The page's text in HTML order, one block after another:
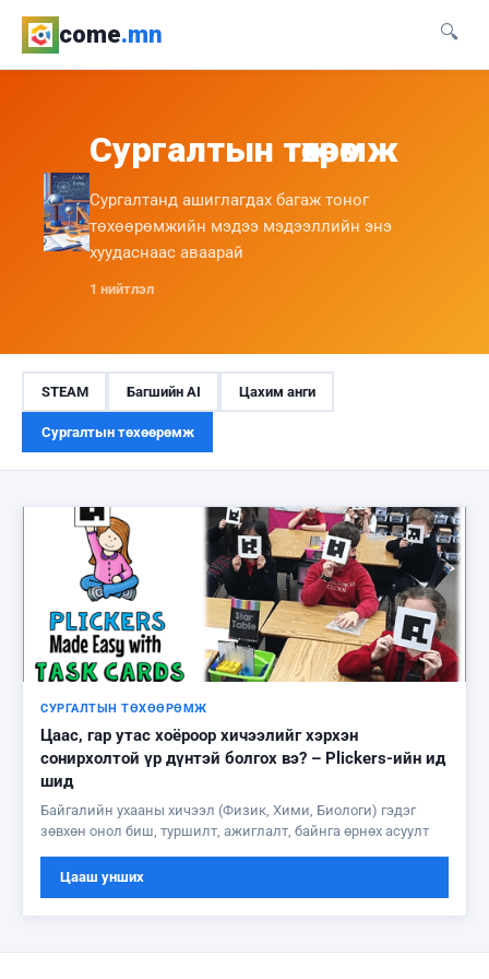
come.mn 🔍
Сургалтын төхөөрөмж
Сургалтанд ашиглагдах багаж тоног
төхөөрөмжийн мэдээ мэдээллийн энэ
хуудаснаас аваарай
1 нийтлэл
STEAM Багшийн AI Цахим анги
Сургалтын төхөөрөмж
СУРГАЛТЫН ТӨХӨӨРӨМЖ
Цаас, гар утас хоёроор хичээлийг хэрхэн
сонирхолтой үр дүнтэй болгох вэ? – Plickers-ийн ид
шид
Байгалийн ухааны хичээл (Физик, Хими, Биологи) гэдэг
зөвхөн онол биш, туршилт, ажиглалт, байнга өрнөх асуулт
Цааш унших